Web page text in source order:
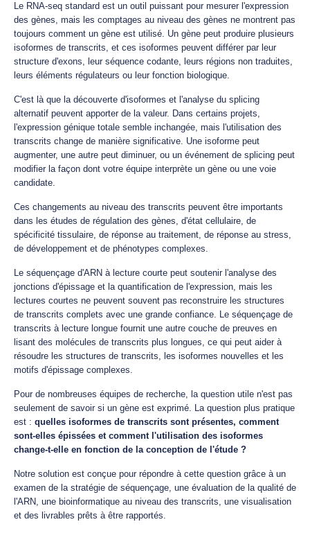
Le RNA-seq standard est un outil puissant pour mesurer l'expression
des gènes, mais les comptages au niveau des gènes ne montrent pas
toujours comment un gène est utilisé. Un gène peut produire plusieurs
isoformes de transcrits, et ces isoformes peuvent différer par leur
structure d'exons, leur séquence codante, leurs régions non traduites,
leurs éléments régulateurs ou leur fonction biologique.
C'est là que la découverte d'isoformes et l'analyse du splicing
alternatif peuvent apporter de la valeur. Dans certains projets,
l'expression génique totale semble inchangée, mais l'utilisation des
transcrits change de manière significative. Une isoforme peut
augmenter, une autre peut diminuer, ou un événement de splicing peut
modifier la façon dont votre équipe interprète un gène ou une voie
candidate.
Ces changements au niveau des transcrits peuvent être importants
dans les études de régulation des gènes, d'état cellulaire, de
spécificité tissulaire, de réponse au traitement, de réponse au stress,
de développement et de phénotypes complexes.
Le séquençage d'ARN à lecture courte peut soutenir l'analyse des
jonctions d'épissage et la quantification de l'expression, mais les
lectures courtes ne peuvent souvent pas reconstruire les structures
de transcrits complets avec une grande confiance. Le séquençage de
transcrits à lecture longue fournit une autre couche de preuves en
lisant des molécules de transcrits plus longues, ce qui peut aider à
résoudre les structures de transcrits, les isoformes nouvelles et les
motifs d'épissage complexes.
Pour de nombreuses équipes de recherche, la question utile n'est pas
seulement de savoir si un gène est exprimé. La question plus pratique
est : quelles isoformes de transcrits sont présentes, comment
sont-elles épissées et comment l'utilisation des isoformes
change-t-elle en fonction de la conception de l'étude ?
Notre solution est conçue pour répondre à cette question grâce à un
examen de la stratégie de séquençage, une évaluation de la qualité de
l'ARN, une bioinformatique au niveau des transcrits, une visualisation
et des livrables prêts à être rapportés.